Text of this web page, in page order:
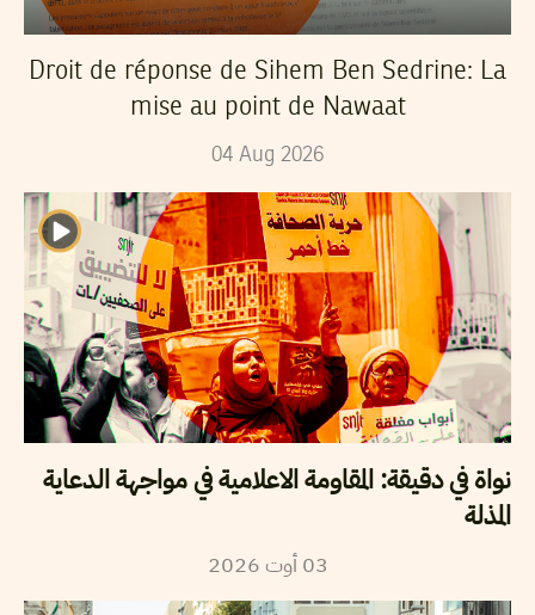
Droit de réponse de Sihem Ben Sedrine: La
mise au point de Nawaat
04 Aug 2026
نواة في دقيقة: المقاومة الاعلامية في مواجهة الدعاية
المذلة
03 أوت2026